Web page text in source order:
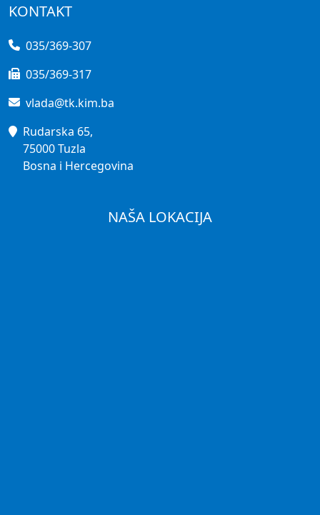
KONTAKT
035/369-307
035/369-317
vlada@tk.kim.ba
Rudarska 65,
75000 Tuzla
Bosna i Hercegovina
NAŠA LOKACIJA